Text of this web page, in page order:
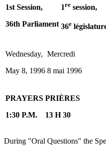
1st Session,
36th Parliament
1re session,
36e
Wednesday,
May 8, 1996
Mercredi
8 mai 1996
PRAYERS
1:30 P.M.
PRIÈRES
13 H 30
During "Oral Questions" the